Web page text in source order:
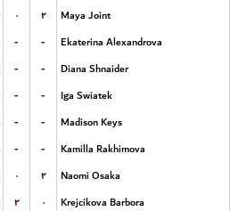
۰ ۲
Maya Joint
- -
Ekaterina Alexandrova
- -
Diana Shnaider
- -
Iga Swiatek
- -
Madison Keys
- -
Kamilla Rakhimova
۰ ۲
Naomi Osaka
۲ ۰
Krejcikova Barbora